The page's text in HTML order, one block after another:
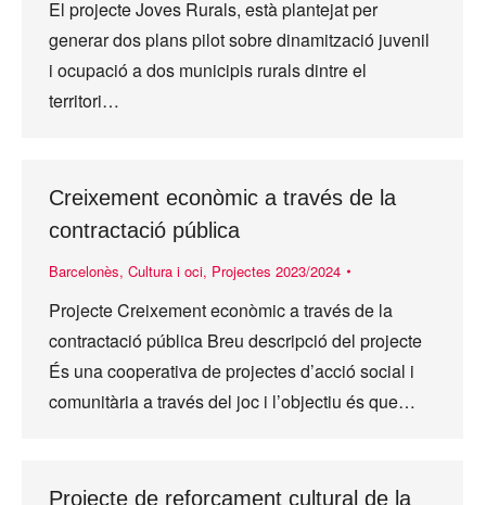
El projecte Joves Rurals, està plantejat per
generar dos plans pilot sobre dinamització juvenil
i ocupació a dos municipis rurals dintre el
territori…
Creixement econòmic a través de la
contractació pública
Barcelonès, Cultura i oci, Projectes 2023/2024
Projecte Creixement econòmic a través de la
contractació pública Breu descripció del projecte
És una cooperativa de projectes d’acció social i
comunitària a través del joc i l’objectiu és que…
Projecte de reforçament cultural de la